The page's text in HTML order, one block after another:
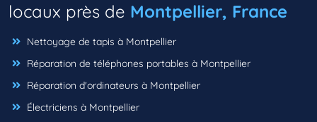
locaux près de Montpellier, France
Nettoyage de tapis à Montpellier
Réparation de téléphones portables à Montpellier
Réparation d'ordinateurs à Montpellier
Électriciens à Montpellier